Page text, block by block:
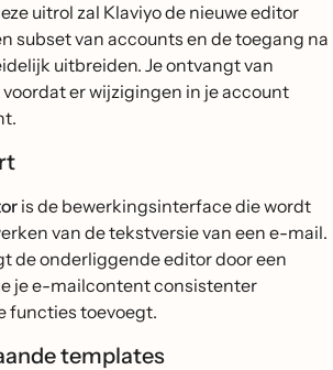
uitrol zal Klaviyo de nieuwe editor
subset van accounts en de toegang na
uitbreiden. Je ontvangt van
er wijzigingen in je account
is de bewerkingsinterface die wordt
van de tekstversie van een e-mail.
de onderliggende editor door een
je e-mailcontent consistenter
functies toevoegt.
templates